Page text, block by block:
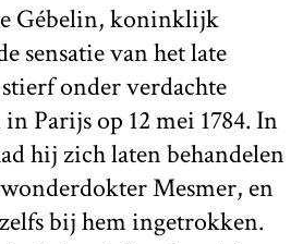
Gébelin, koninklijk
sensatie van het late
onder verdachte
Parijs op 12 mei 1784. In
hij zich laten behandelen
Mesmer, en
bij hem ingetrokken.